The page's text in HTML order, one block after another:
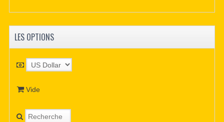
LES OPTIONS
Vide